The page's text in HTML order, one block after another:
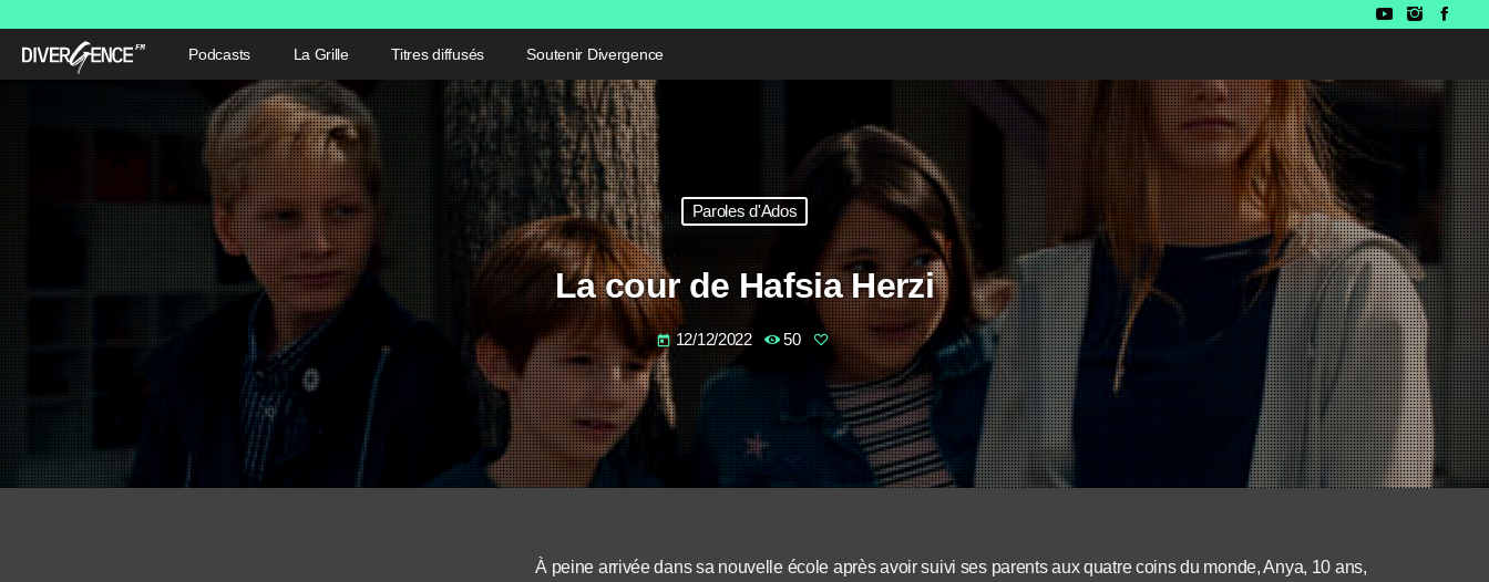
Podcasts La Grille Titres diffusés Soutenir Divergence
Paroles d'Ados
La cour de Hafsia Herzi
today 12/12/2022 50
À peine arrivée dans sa nouvelle école après avoir suivi ses parents aux quatre coins du monde, Anya, 10 ans,